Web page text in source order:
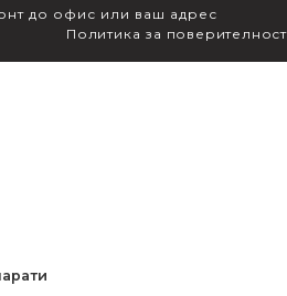
до офис или ваш адрес
Политика за поверителност